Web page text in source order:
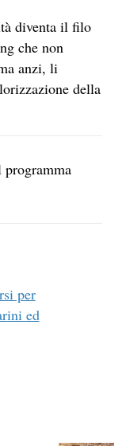
diventa il filo
che non
anzi, li
della
per
ed